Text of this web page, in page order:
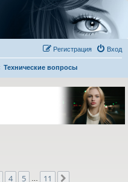
Вход
Регистрация
Технические вопросы
из
4 5 11